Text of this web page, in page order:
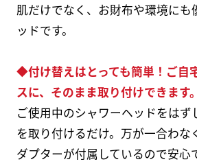
肌だけでなく、お財布や環境にも
ッドです。
◆付け替えはとっても簡単！ご自
スに、そのまま取り付けできます。
ご使用中のシャワーヘッドをはず
を取り付けるだけ。万が一合わな
ダプターが付属しているので安心